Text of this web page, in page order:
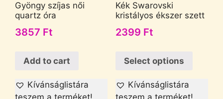
Gyöngy szíjas női
quartz óra
3857 Ft
Add to cart
Kívánságlistára
Kék Swarovski
kristályos ékszer szett
2399 Ft
Select options
Kívánságlistára